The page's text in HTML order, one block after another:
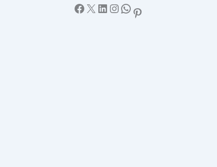
Facebook X LinkedIn Instagram WhatsApp Pinterest